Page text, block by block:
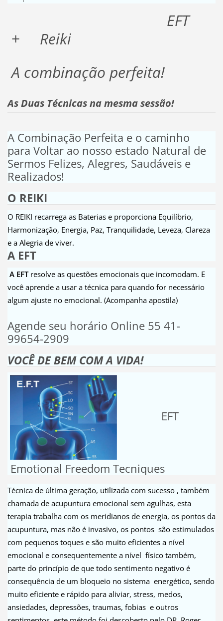
EFT
+
Reiki
A combinação perfeita!
As Duas Técnicas na mesma sessão!
A Combinação Perfeita e o caminho
para Voltar ao nosso estado Natural de
Sermos Felizes, Alegres, Saudáveis e
Realizados!
O REIKI
O REIKI recarrega as Baterias e proporciona Equilíbrio,
Harmonização, Energia, Paz, Tranquilidade, Leveza, Clareza
e a Alegria de viver.
A EFT
A EFTresolve as questões emocionais que incomodam. E
você aprende a usar a técnica para quando for necessário
algum ajuste no emocional. (Acompanha apostila)
Agende seu horário Online 55 41-
99654-2909
VOCÊ DE BEM COM A VIDA!
EFT
Emotional Freedom Tecniques
Técnica de última geração, utilizada com sucesso , também
chamada de acupuntura emocional sem agulhas, esta
terapia trabalha com os meridianos de energia, os pontos da
acupuntura, mas não é invasivo, os pontos são estimulados
com pequenos toques e são muito eficientes a nível
emocional e consequentemente a nível físico também,
parte do princípio de que todo sentimento negativo é
consequência de um bloqueio no sistema energético, sendo
muito eficiente e rápido para aliviar, stress, medos,
ansiedades, depressões, traumas, fobias e outros